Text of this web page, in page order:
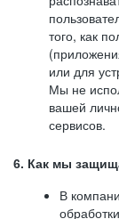
того, как
или для
Мы не
вашей
сервисов.
6. Как мы
В